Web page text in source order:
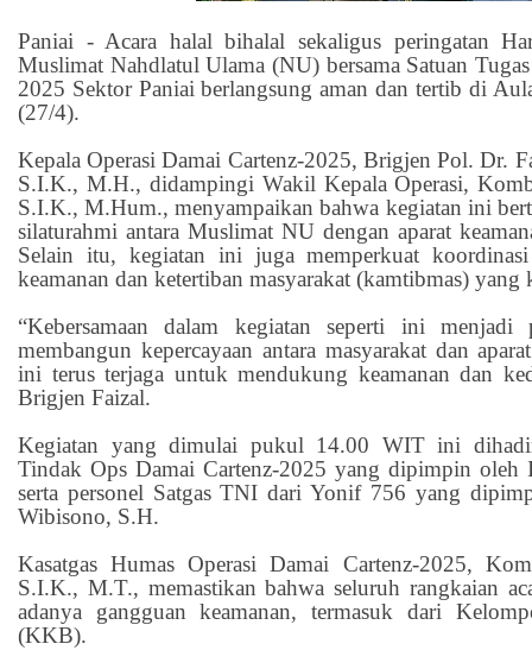
Paniai - Acara halal bihalal sekaligus peringatan
Muslimat Nahdlatul Ulama (NU) bersama Satuan
2025 Sektor Paniai berlangsung aman dan tertib di
(27/4).
Kepala Operasi Damai Cartenz-2025, Brigjen Pol. Dr.
S.I.K., M.H., didampingi Wakil Kepala Operasi,
S.I.K., M.Hum., menyampaikan bahwa kegiatan ini
silaturahmi antara Muslimat NU dengan aparat
Selain itu, kegiatan ini juga memperkuat
keamanan dan ketertiban masyarakat (kamtibmas) yang
“Kebersamaan dalam kegiatan seperti ini
membangun kepercayaan antara masyarakat dan
ini terus terjaga untuk mendukung keamanan dan
Brigjen Faizal.
Kegiatan yang dimulai pukul 14.00 WIT ini
Tindak Ops Damai Cartenz-2025 yang dipimpin oleh
serta personel Satgas TNI dari Yonif 756 yang
Wibisono, S.H.
Kasatgas Humas Operasi Damai Cartenz-2025,
S.I.K., M.T., memastikan bahwa seluruh rangkaian
adanya gangguan keamanan, termasuk dari
(KKB).